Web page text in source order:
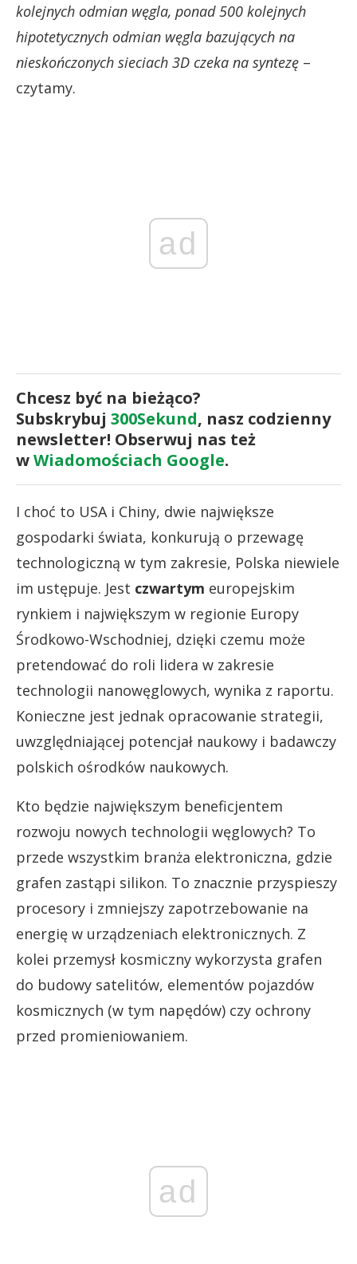
kolejnych odmian węgla, ponad 500 kolejnych
hipotetycznych odmian węgla bazujących na
nieskończonych sieciach 3D czeka na syntezę –
czytamy.
ad
Chcesz być na bieżąco?
Subskrybuj 300Sekund, nasz codzienny
newsletter! Obserwuj nas też
wWiadomościach Google.
I choć to USA i Chiny, dwie największe
gospodarki świata, konkurują o przewagę
technologiczną w tym zakresie, Polska niewiele
im ustępuje. Jest czwartym europejskim
rynkiem i największym w regionie Europy
Środkowo-Wschodniej, dzięki czemu może
pretendować do roli lidera w zakresie
technologii nanowęglowych, wynika z raportu.
Konieczne jest jednak opracowanie strategii,
uwzględniającej potencjał naukowy i badawczy
polskich ośrodków naukowych.
Kto będzie największym beneficjentem
rozwoju nowych technologii węglowych? To
przede wszystkim branża elektroniczna, gdzie
grafen zastąpi silikon. To znacznie przyspieszy
procesory i zmniejszy zapotrzebowanie na
energię w urządzeniach elektronicznych. Z
kolei przemysł kosmiczny wykorzysta grafen
do budowy satelitów, elementów pojazdów
kosmicznych (w tym napędów) czy ochrony
przed promieniowaniem.
ad